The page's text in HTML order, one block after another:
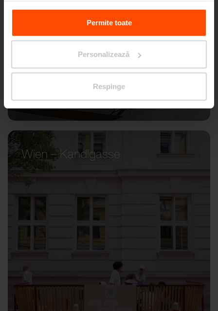
vizitațiPrinciples Relating to the Processing Personal
Permite toate
Personalizează
Respinge
Wien – Kandlgasse